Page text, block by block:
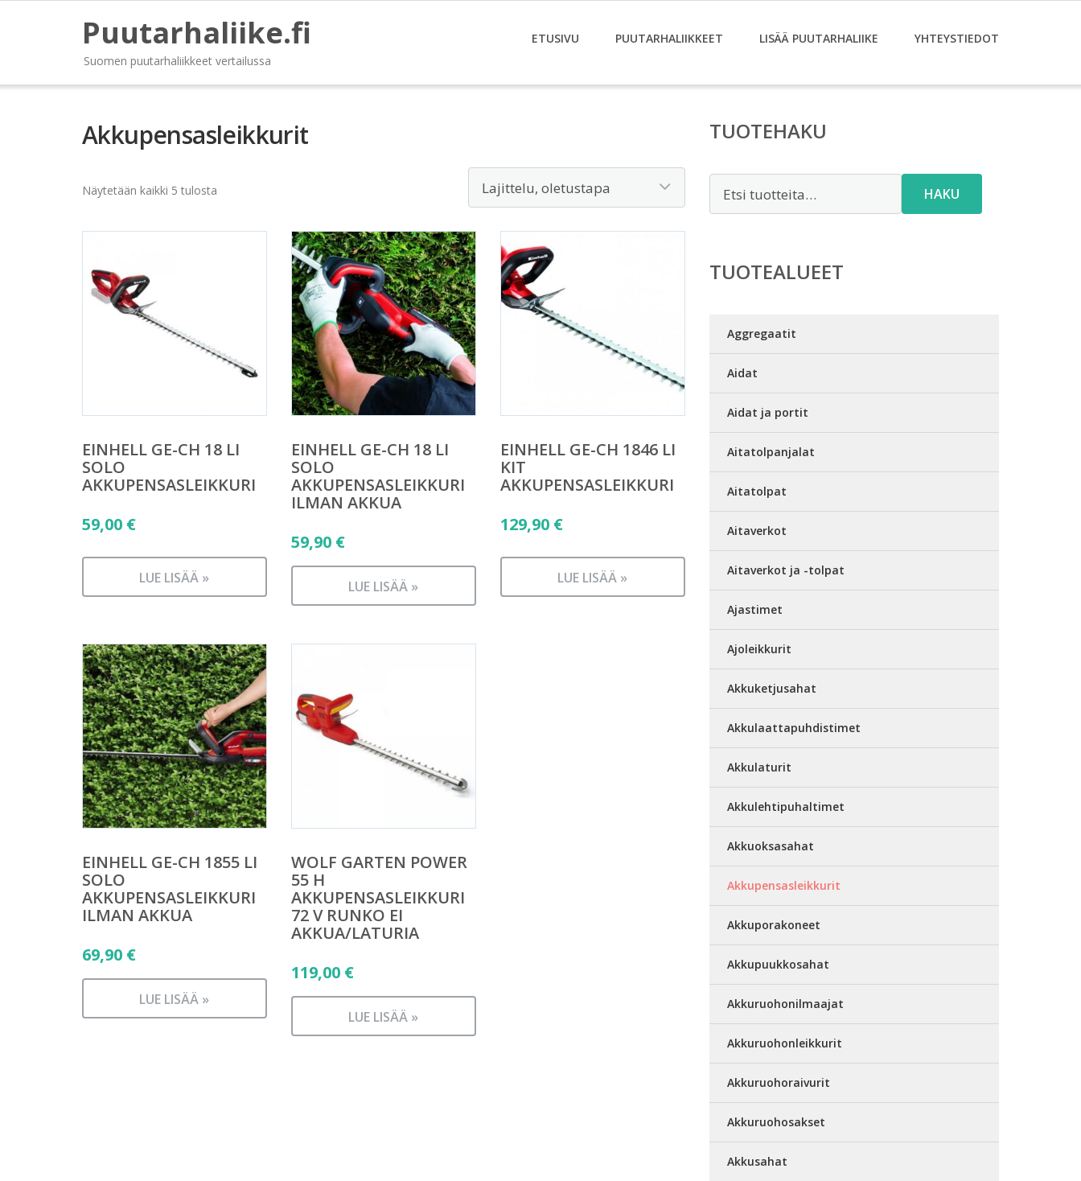
Puutarhaliike.fi
Suomen puutarhaliikkeet vertailussa
ETUSIVU PUUTARHALIIKKEET LISÄÄ PUUTARHALIIKE YHTEYSTIEDOT
Akkupensasleikkurit
Näytetään kaikki 5 tulosta
EINHELL GE-CH 18 LI
SOLO
AKKUPENSASLEIKKURI
59,00 €
LUE LISÄÄ »
EINHELL GE-CH 18 LI
SOLO
AKKUPENSASLEIKKURI
ILMAN AKKUA
59,90 €
LUE LISÄÄ »
EINHELL GE-CH 1846 LI
KIT
AKKUPENSASLEIKKURI
129,90 €
LUE LISÄÄ »
EINHELL GE-CH 1855 LI
SOLO
AKKUPENSASLEIKKURI
ILMAN AKKUA
69,90 €
LUE LISÄÄ »
WOLF GARTEN POWER
55 H
AKKUPENSASLEIKKURI
72 V RUNKO EI
AKKUA/LATURIA
119,00 €
LUE LISÄÄ »
TUOTEHAKU
HAKU
TUOTEALUEET
Aggregaatit
Aidat
Aidat ja portit
Aitatolpanjalat
Aitatolpat
Aitaverkot
Aitaverkot ja -tolpat
Ajastimet
Ajoleikkurit
Akkuketjusahat
Akkulaattapuhdistimet
Akkulaturit
Akkulehtipuhaltimet
Akkuoksasahat
Akkupensasleikkurit
Akkuporakoneet
Akkupuukkosahat
Akkuruohonilmaajat
Akkuruohonleikkurit
Akkuruohoraivurit
Akkuruohosakset
Akkusahat